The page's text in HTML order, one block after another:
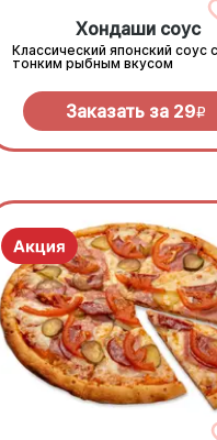
Хондаши соус
Классический японский соус с
тонким рыбным вкусом
Заказать за 29R